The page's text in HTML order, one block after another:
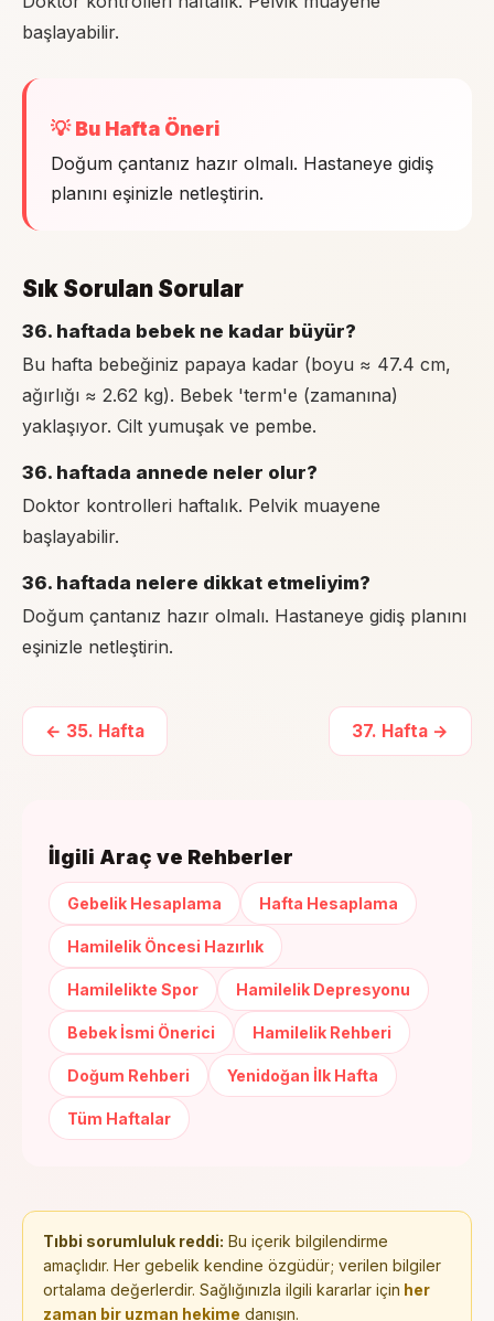
başlayabilir.
💡 Bu Hafta Öneri
Doğum çantanız hazır olmalı. Hastaneye gidiş
planını eşinizle netleştirin.
Sık Sorulan Sorular
36. haftada bebek ne kadar büyür?
Bu hafta bebeğiniz papaya kadar (boyu ≈ 47.4 cm,
ağırlığı ≈ 2.62 kg). Bebek 'term'e (zamanına)
yaklaşıyor. Cilt yumuşak ve pembe.
36. haftada annede neler olur?
Doktor kontrolleri haftalık. Pelvik muayene
başlayabilir.
36. haftada nelere dikkat etmeliyim?
Doğum çantanız hazır olmalı. Hastaneye gidiş planını
eşinizle netleştirin.
← 35. Hafta 37. Hafta →
İlgili Araç ve Rehberler
Gebelik Hesaplama Hafta Hesaplama
Hamilelik Öncesi Hazırlık
Hamilelikte Spor Hamilelik Depresyonu
Bebek İsmi Önerici Hamilelik Rehberi
Doğum Rehberi Yenidoğan İlk Hafta
Tüm Haftalar
Tıbbi sorumluluk reddi: Bu içerik bilgilendirme
amaçlıdır. Her gebelik kendine özgüdür; verilen bilgiler
ortalama değerlerdir. Sağlığınızla ilgili kararlar için her
zaman bir uzman hekime danışın.